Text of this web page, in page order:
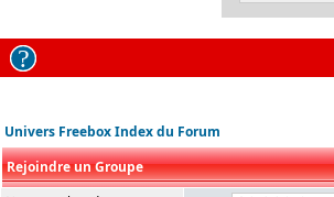
Univers Freebox Index du Forum
Rejoindre un Groupe